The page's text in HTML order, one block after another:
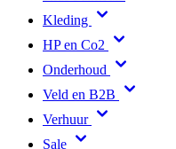
Kids Paintball
Kleding
HP en Co2
Onderhoud
Veld en B2B
Verhuur